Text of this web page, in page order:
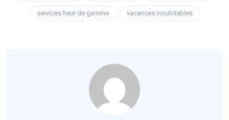
services haut de gamme vacances inoubliables